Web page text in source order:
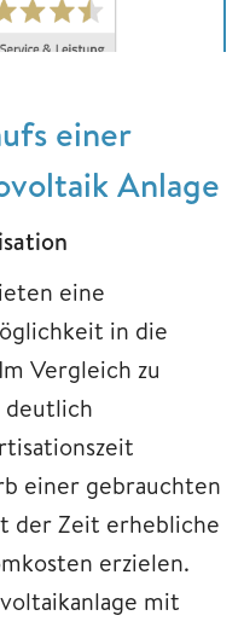
einer
Anlage
eine
in die
Vergleich zu
deutlich
einer gebrauchten
der Zeit erhebliche
erzielen.
mit